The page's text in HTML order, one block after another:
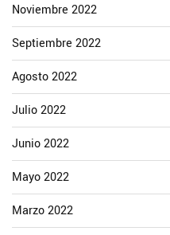
Noviembre 2022
Septiembre 2022
Agosto 2022
Julio 2022
Junio 2022
Mayo 2022
Marzo 2022